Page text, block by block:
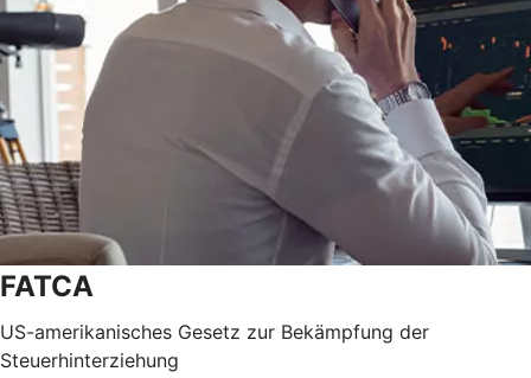
FATCA
US-amerikanisches Gesetz zur Bekämpfung der
Steuerhinterziehung